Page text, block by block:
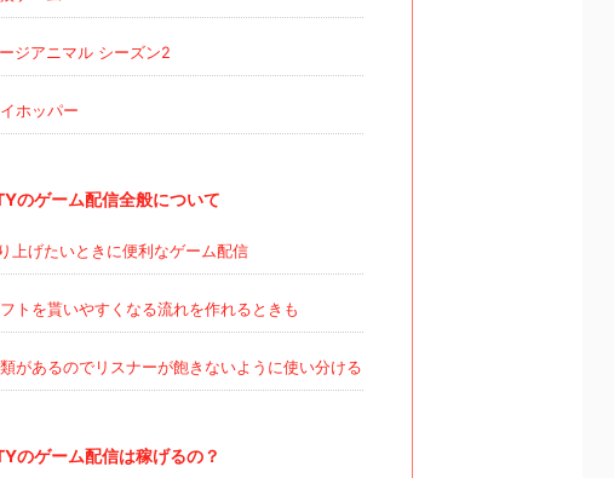
ジアニマル シーズン2
イホッパー
のゲーム配信全般について
上げたいときに便利なゲーム配信
トを貰いやすくなる流れを作れるときも
があるのでリスナーが飽きないように使い分ける
のゲーム配信は稼げるの？